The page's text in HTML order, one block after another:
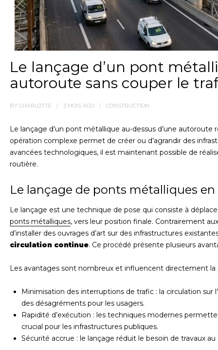
Le lançage d’un pont
autoroute sans couper le
BY CHARLOTTE 3 MOIS AGO CONSTRUCTION
Le lançage d’un pont métallique au-dessus d’une
opération complexe permet de créer ou d’agrandir des
avancées technologiques, il est maintenant possible de
routière.
Le lançage de ponts métalliques
Le lançage est une technique de pose qui consiste à
ponts métalliques, vers leur position finale. Contrairement
d’installer des ouvrages d’art sur des infrastructures
circulation continue. Ce procédé présente plusieurs
Les avantages sont nombreux et influencent directement la
Minimisation des interruptions de trafic : la circulation
des désagréments pour les usagers.
Rapidité d’exécution : les techniques modernes
crucial pour les infrastructures publiques.
Sécurité accrue : le lançage réduit le besoin de travaux